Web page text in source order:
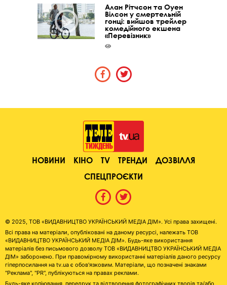
Алан Рітчсон та Оуен
Вілсон у смертельній
гонці: вийшов трейлер
комедійного екшена
«Перевізник»
НОВИНИ КІНО TV ТРЕНДИ
ДОЗВІЛЛЯ
СПЕЦПРОЄКТИ
© 2025, ТОВ «ВИДАВНИЦТВО УКРАЇНСЬКИЙ МЕДІА ДІМ». Усі права захищені.
Всі права на матеріали, опубліковані на даному ресурсі, належать ТОВ
«ВИДАВНИЦТВО УКРАЇНСЬКИЙ МЕДІА ДІМ». Будь-яке використання
матеріалів без письмового дозволу ТОВ «ВИДАВНИЦТВО УКРАЇНСЬКИЙ МЕДІА
ДІМ» заборонено. При правомірному використанні матеріалів даного ресурсу
гіперпосилання на tv.ua є обов'язковим. Матеріали, що позначені знаками
"Реклама", "PR", публікуються на правах реклами.
Будь-яке копіювання, передрук та відтворення фотографічних творів та/або